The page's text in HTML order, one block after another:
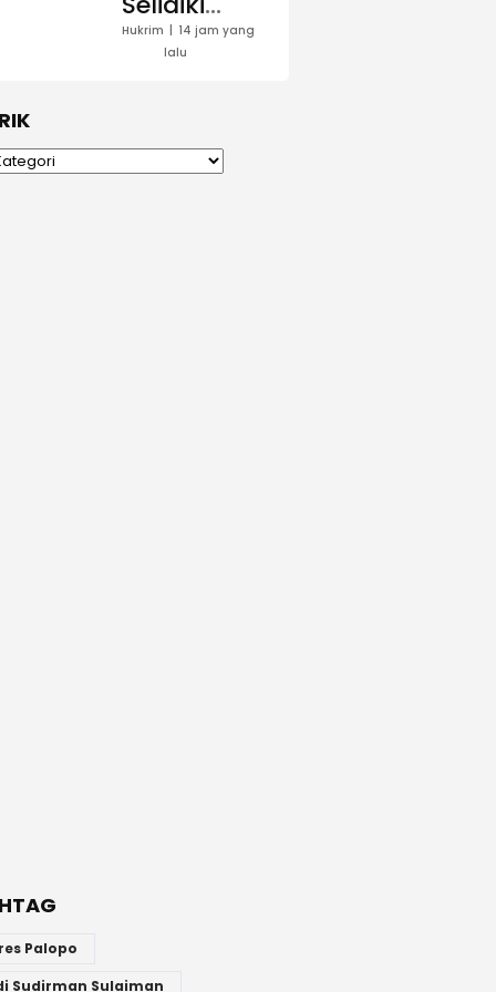
Dugaan
Rokok Ilegal
Pemilik
Rumah
Hukrim
14 jam yang
lalu
Palopo
Sudirman Sulaiman